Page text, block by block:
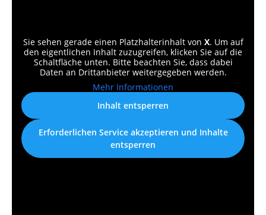
Sie sehen gerade einen Platzhalterinhalt von X. Um auf
den eigentlichen Inhalt zuzugreifen, klicken Sie auf die
Schaltfläche unten. Bitte beachten Sie, dass dabei
Daten an Drittanbieter weitergegeben werden.
Mehr Informationen
Inhalt entsperren
Erforderlichen Service akzeptieren und Inhalte
entsperren